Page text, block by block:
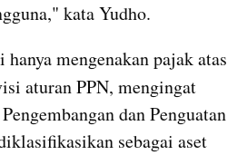
kata Yudho.
mengenakan pajak atas
aturan PPN, mengingat
dan Penguatan
sebagai aset